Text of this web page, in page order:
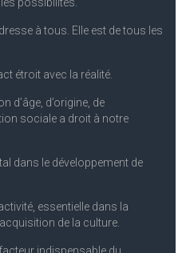
à tous. Elle est de tous les
étroit avec la réalité.
d’âge, d’origine, de
sociale a droit à notre
dans le développement de
essentielle dans la
de la culture.
indispensable du